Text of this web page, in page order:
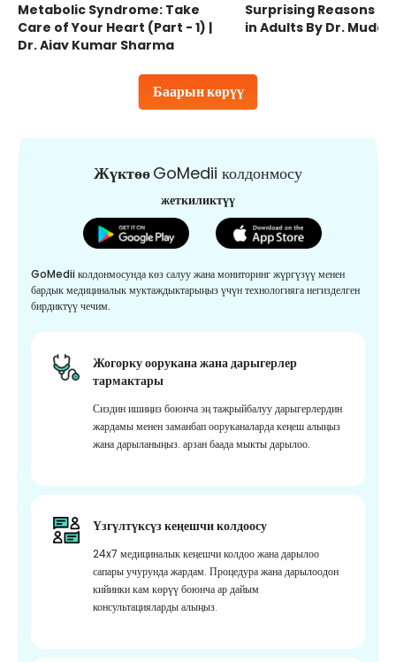
Баарын көрүү
Metabolic Syndrome: Take
Care of Your Heart (Part - 1) |
Dr. Ajay Kumar Sharma
Surprising Reasons
in Adults By Dr.
ЖүктөөGoMedii колдонмосу
жеткиликтүү
GoMedii колдонмосунда көз салуу жана мониторинг жүргүзүү менен
бардык медициналык муктаждыктарыңыз үчүн технологияга негизделген
бирдиктүү чечим.
Жогорку оорукана жана дарыгерлер
тармактары
Сиздин ишиңиз боюнча эң тажрыйбалуу дарыгерлердин
жардамы менен заманбап ооруканаларда кеңеш алыңыз
жана дарыланыңыз. арзан баада мыкты дарылоо.
Үзгүлтүксүз кеңешчи колдоосу
24x7 медициналык кеңешчи колдоо жана дарылоо
сапары учурунда жардам. Процедура жана дарылоодон
кийинки кам көрүү боюнча ар дайым
консультацияларды алыңыз.